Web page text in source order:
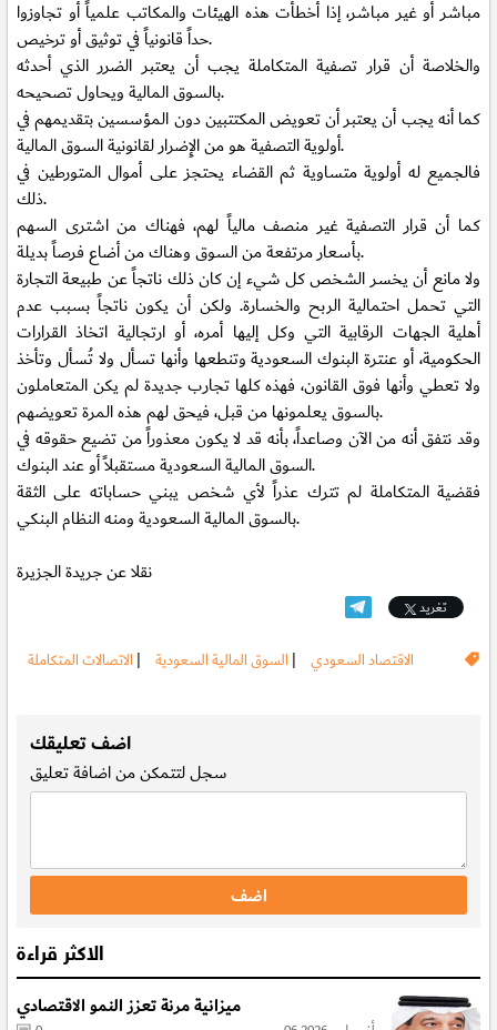
مباشر أو غير مباشر، إذا أخطأت هذه الهيئات والمكاتب علمياً أو تجاوزوا
حداً قانونياً في توثيق أو ترخيص.
والخلاصة أن قرار تصفية المتكاملة يجب أن يعتبر الضرر الذي أحدثه
بالسوق المالية ويحاول تصحيحه.
كما أنه يجب أن يعتبر أن تعويض المكتتبين دون المؤسسين بتقديمهم في
أولوية التصفية هو من الإِضرار لقانونية السوق المالية.
فالجميع له أولوية متساوية ثم القضاء يحتجز على أموال المتورطين في
ذلك.
كما أن قرار التصفية غير منصف مالياً لهم، فهناك من اشترى السهم
بأسعار مرتفعة من السوق وهناك من أضاع فرصاً بديلة.
ولا مانع أن يخسر الشخص كل شيء إن كان ذلك ناتجاً عن طبيعة التجارة
التي تحمل احتمالية الربح والخسارة. ولكن أن يكون ناتجاً بسبب عدم
أهلية الجهات الرقابية التي وكل إليها أمره، أو ارتجالية اتخاذ القرارات
الحكومية، أو عنترة البنوك السعودية وتنطعها وأنها تسأل ولا تُسأل وتأخذ
ولا تعطي وأنها فوق القانون، فهذه كلها تجارب جديدة لم يكن المتعاملون
بالسوق يعلمونها من قبل، فيحق لهم هذه المرة تعويضهم.
وقد نتفق أنه من الآن وصاعداً، بأنه قد لا يكون معذوراً من تضيع حقوقه في
السوق المالية السعودية مستقبلاً أو عند البنوك.
فقضية المتكاملة لم تترك عذراً لأي شخص يبني حساباته على الثقة
بالسوق المالية السعودية ومنه النظام البنكي.
نقلا عن جريدة الجزيرة
تغريد
الاقتصاد السعودي | السوق المالية السعودية | الاتصالات المتكاملة
اضف تعليقك
سجللتتمكن من اضافة تعليق
الاكثر قراءة
ميزانية مرنة تعزز النمو الاقتصادي